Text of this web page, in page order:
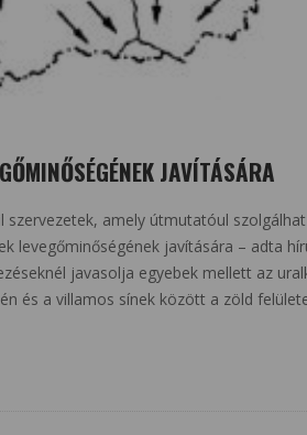
JAVÍTÁSÁRA
szervezetek, amely útmutatóul
levegőminőségének javítására – adta
javasolja egyebek mellett az
és a villamos sínek között a zöld